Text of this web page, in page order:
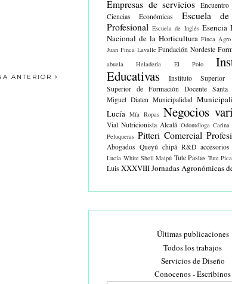
ANTERIOR
Empresas de servicios
Ciencias Económicas
Escuela
Profesional Escuela de Inglés Esencia
Nacional de la Horticultura Finca
Juan Finca Lavalle Fundación Nordeste
abuela
Heladería El Polo
Educativas
Instituto Superior
Superior de Formación Docente Santa
Miguel Diaten Municipalidad
Lucía Mía Ropas Negocios
Vial Nutricionista Alcalá Odontóloga Carina
Peluqueras Pitteri Comercial
Abogados Queyú chipá R&D accesorios
Lucía White Shell Maipú Tute Pastas Tute
Luis XXXVIII Jornadas Agronómicas
Últimas publicaciones
Todos los trabajos
Servicios de Diseño
Conocenos - Escribinos